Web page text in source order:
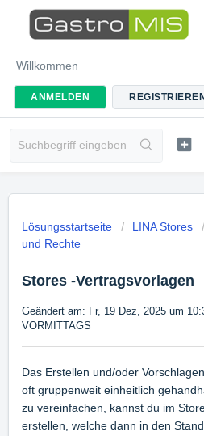
Willkommen
ANMELDEN REGISTRIEREN
Lösungsstartseite LINA Stores
und Rechte
Stores -Vertragsvorlagen
Geändert am: Fr, 19 Dez, 2025 um
VORMITTAGS
Das Erstellen und/oder
oft gruppenweit einheitlich
zu vereinfachen, kannst du im
erstellen, welche dann in den